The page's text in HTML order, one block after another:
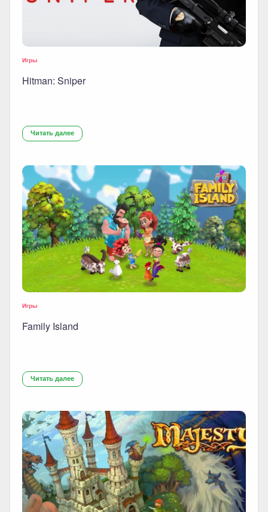
Игры
Hitman: Sniper
Читать далее
Игры
Family Island
Читать далее